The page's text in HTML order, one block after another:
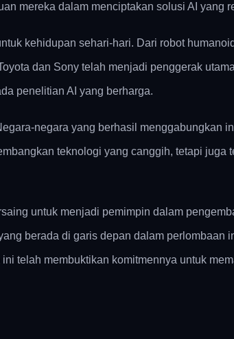
mereka dalam menciptakan solusi AI yang
kehidupan sehari-hari. Dari robot
dan Sony telah menjadi penggerak
penelitian AI yang berharga.
negara yang berhasil menggabungkan
teknologi yang canggih, tetapi juga
untuk menjadi pemimpin dalam
berada di garis depan dalam perlombaan
telah membuktikan komitmennya untuk